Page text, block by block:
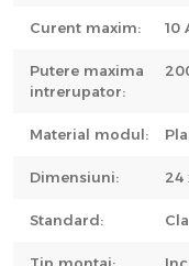
Curent maxim: 10
Putere maxima
intrerupator:
Material modul:
Dimensiuni: 24
Standard: